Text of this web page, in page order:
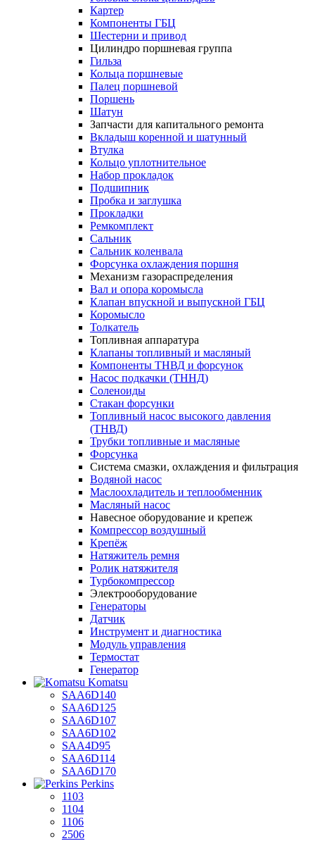
Картер
Компоненты ГБЦ
Шестерни и привод
Цилиндро поршневая группа
Гильза
Кольца поршневые
Палец поршневой
Поршень
Шатун
Запчасти для капитального ремонта
Вкладыш коренной и шатунный
Втулка
Кольцо уплотнительное
Набор прокладок
Подшипник
Пробка и заглушка
Прокладки
Ремкомплект
Сальник
Сальник коленвала
Форсунка охлаждения поршня
Механизм газораспределения
Вал и опора коромысла
Клапан впускной и выпускной ГБЦ
Коромысло
Толкатель
Топливная аппаратура
Клапаны топливный и масляный
Компоненты ТНВД и форсунок
Насос подкачки (ТННД)
Соленоиды
Стакан форсунки
Топливный насос высокого давления
(ТНВД)
Трубки топливные и масляные
Форсунка
Система смазки, охлаждения и фильтрация
Водяной насос
Маслоохладитель и теплообменник
Масляный насос
Навесное оборудование и крепеж
Компрессор воздушный
Крепёж
Натяжитель ремня
Ролик натяжителя
Турбокомпрессор
Электрооборудование
Генераторы
Датчик
Инструмент и диагностика
Модуль управления
Термостат
Генератор
Komatsu
SAA6D140
SAA6D125
SAA6D107
SAA6D102
SAA4D95
SAA6D114
SAA6D170
Perkins
1103
1104
1106
2506